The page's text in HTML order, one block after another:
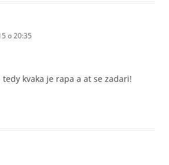
o 20:35
kvaka je rapa a at se zadari!